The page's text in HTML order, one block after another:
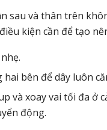
sau và thân trên
kiện cần để tạo
hai bên để dây luôn
và xoay vai tối đa
động.